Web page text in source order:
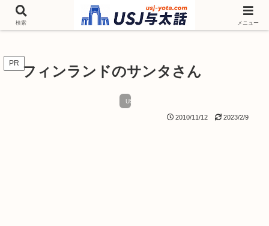
チケットやシーズンイベント ニンテンドーワールド アトラクションなどユニ
バを歩いて情報収集しています
PR フィンランドのサンタさん
USJ クリスマス
2010/11/12 2023/2/9
検索 メニュー